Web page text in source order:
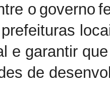
o governo
e garantir
de